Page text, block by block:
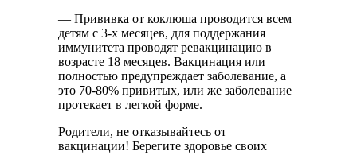
— Прививка от коклюша проводится всем
детям с 3-х месяцев, для поддержания
иммунитета проводят ревакцинацию в
возрасте 18 месяцев. Вакцинация или
полностью предупреждает заболевание, а
это 70-80% привитых, или же заболевание
протекает в легкой форме.
Родители, не отказывайтесь от
вакцинации! Берегите здоровье своих